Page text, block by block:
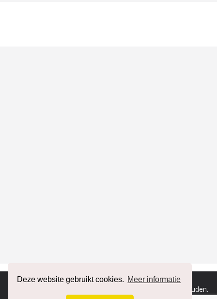
Deze website gebruikt cookies. Meer informatie
. Alle rechten voorbehouden.